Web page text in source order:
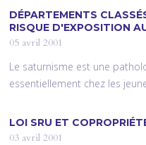
DÉPARTEMENTS
RISQUE D'EXPOSITION
05 avril 2001
Le saturnisme est une
essentiellement chez les
LOI SRU ET
03 avril 2001